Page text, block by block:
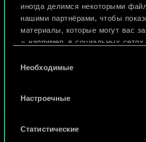
иногда делимся некоторыми
нашими партнёрами, чтобы
материалы, которые могут вас
— например, в социальных
разрешения.
Найти подробную информацию
используем ваши файлы cookie,
«Настройки» ниже.
согласия
Необходимые
Настроечные
Статистические
ИЛИ